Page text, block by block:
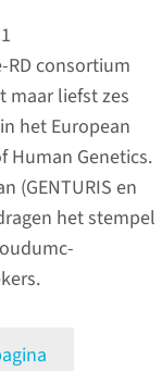
RD consortium
maar liefst zes
het European
Human Genetics.
(GENTURIS en
het stempel